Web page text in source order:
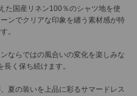
た国産リネン100％のシャツ地を使
ンでクリアな印象を纏う素材感が特
。
ならではの風合いの変化を楽しみな
く保ち続けます。
夏の装いを上品に彩るサマードレス